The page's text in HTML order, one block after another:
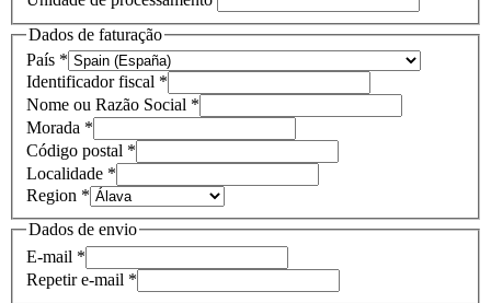
Dados de faturação
País *
Identificador fiscal *
Nome ou Razão Social *
Morada *
Código postal *
Localidade *
Region *
Dados de envio
E-mail *
Repetir e-mail *